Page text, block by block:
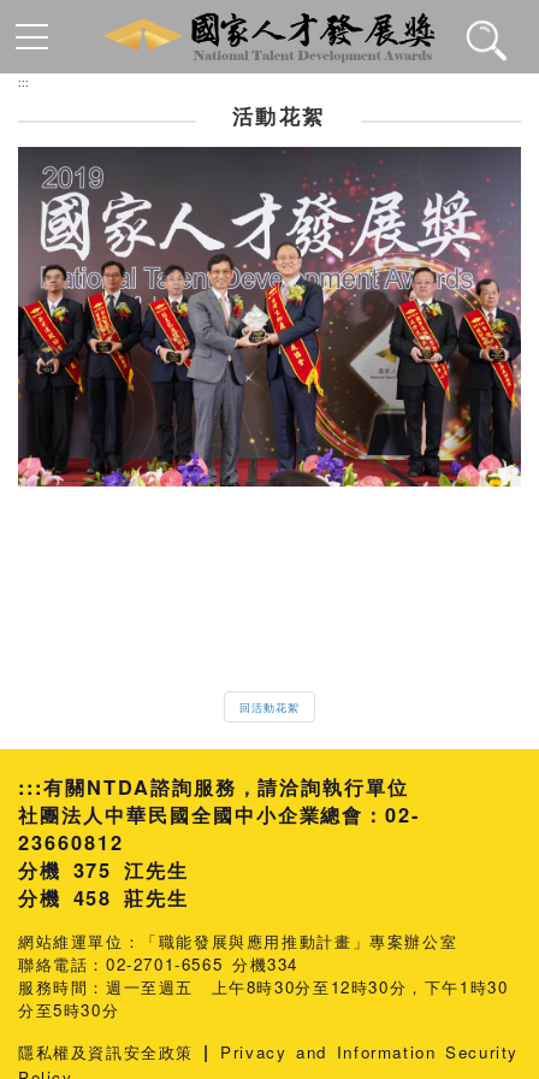
:::
活動花絮
回活動花絮
:::有關NTDA諮詢服務，請洽詢執行單位
社團法人中華民國全國中小企業總會：02-
23660812
分機 375 江先生
458 莊先生
網站維運單位：「職能發展與應用推動計畫」專案辦公室
聯絡電話：02-2701-6565 分機334
服務時間：週一至週五 上午8時30分至12時30分，下午1時30
分至5時30分
隱私權及資訊安全政策 |
Privacy and Information Security